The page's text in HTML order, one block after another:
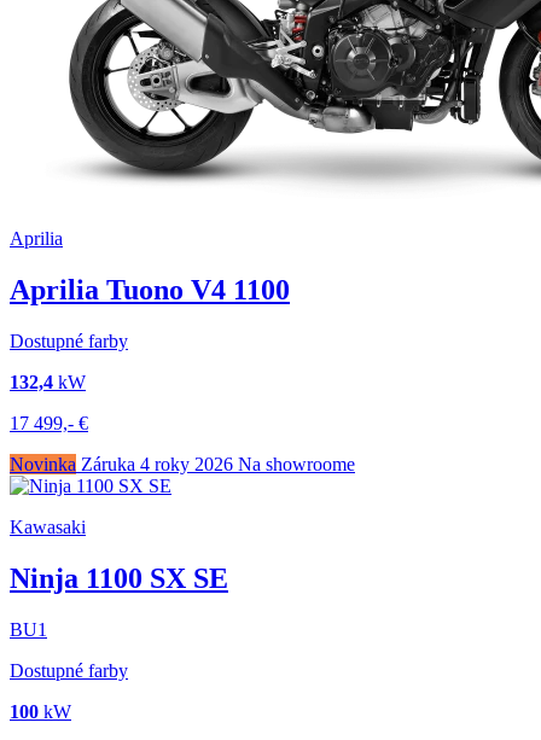
Aprilia
Aprilia Tuono V4 1100
Dostupné farby
132,4 kW
17 499,- €
Novinka Záruka 4 roky 2026 Na showroome
Kawasaki
Ninja 1100 SX SE
BU1
Dostupné farby
100 kW